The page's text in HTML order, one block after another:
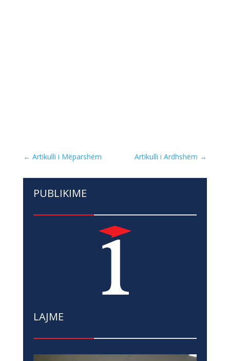
← Artikulli i Mëparshëm Artikulli i Ardhshëm →
PUBLIKIME
LAJME